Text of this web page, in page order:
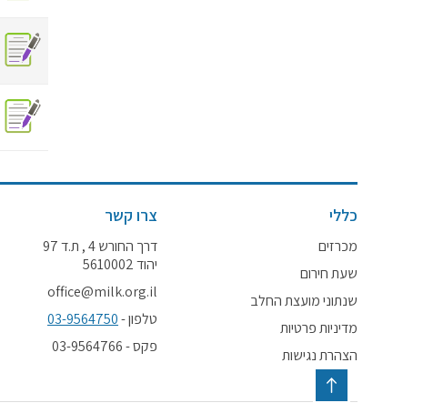
כללי
מכרזים
שעת חירום
שנתוני מועצת החלב
מדיניות פרטיות
הצהרת נגישות
צרו קשר
דרך החורש 4 , ת.ד 97
יהוד 5610002
office@milk.org.il
טלפון -03-9564750
פקס - 03-9564766